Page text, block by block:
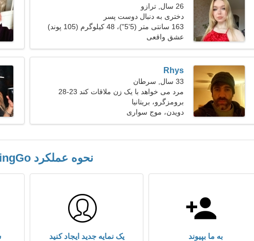
26 سال, ترازو
دختری به دنبال دوست پسر
163 سانتی متر (5'5")، 48 کیلوگرم (105 پوند)
عشق واقعی
Rhys
33 سال, سرطان
مرد می خواهد با یک زن ملاقات کند 23-28
برومزگرو، بریتانیا
دویدن، موج سواری
نحوه عملکرد GbrDatingGo
به ما بپیوند یک نمایه جدید ایجاد کنید